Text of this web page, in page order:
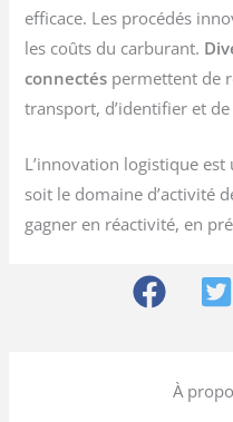
efficace. Les procédés
les coûts du carburant.
connectés permettent de
transport, d’identifier et
L’innovation logistique
soit le domaine d’activité
gagner en réactivité, en
À